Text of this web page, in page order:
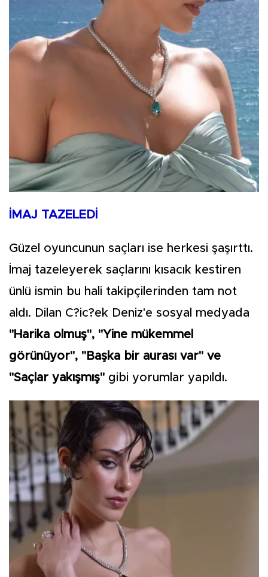
İMAJ TAZELEDİ
Güzel oyuncunun saçları ise herkesi şaşırttı.
İmaj tazeleyerek saçlarını kısacık kestiren
ünlü ismin bu hali takipçilerinden tam not
aldı. Dilan C?ic?ek Deniz'e sosyal medyada
"Harika olmuş", "Yine mükemmel
görünüyor", "Başka bir aurası var" ve
"Saçlar yakışmış" gibi yorumlar yapıldı.